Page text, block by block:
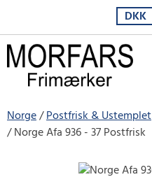
DKK
Norge Postfrisk & Ustemplet
Norge Afa 936 - 37 Postfrisk